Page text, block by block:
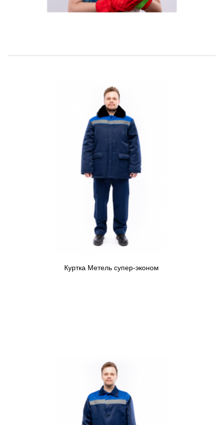
Куртка Метель супер-эконом